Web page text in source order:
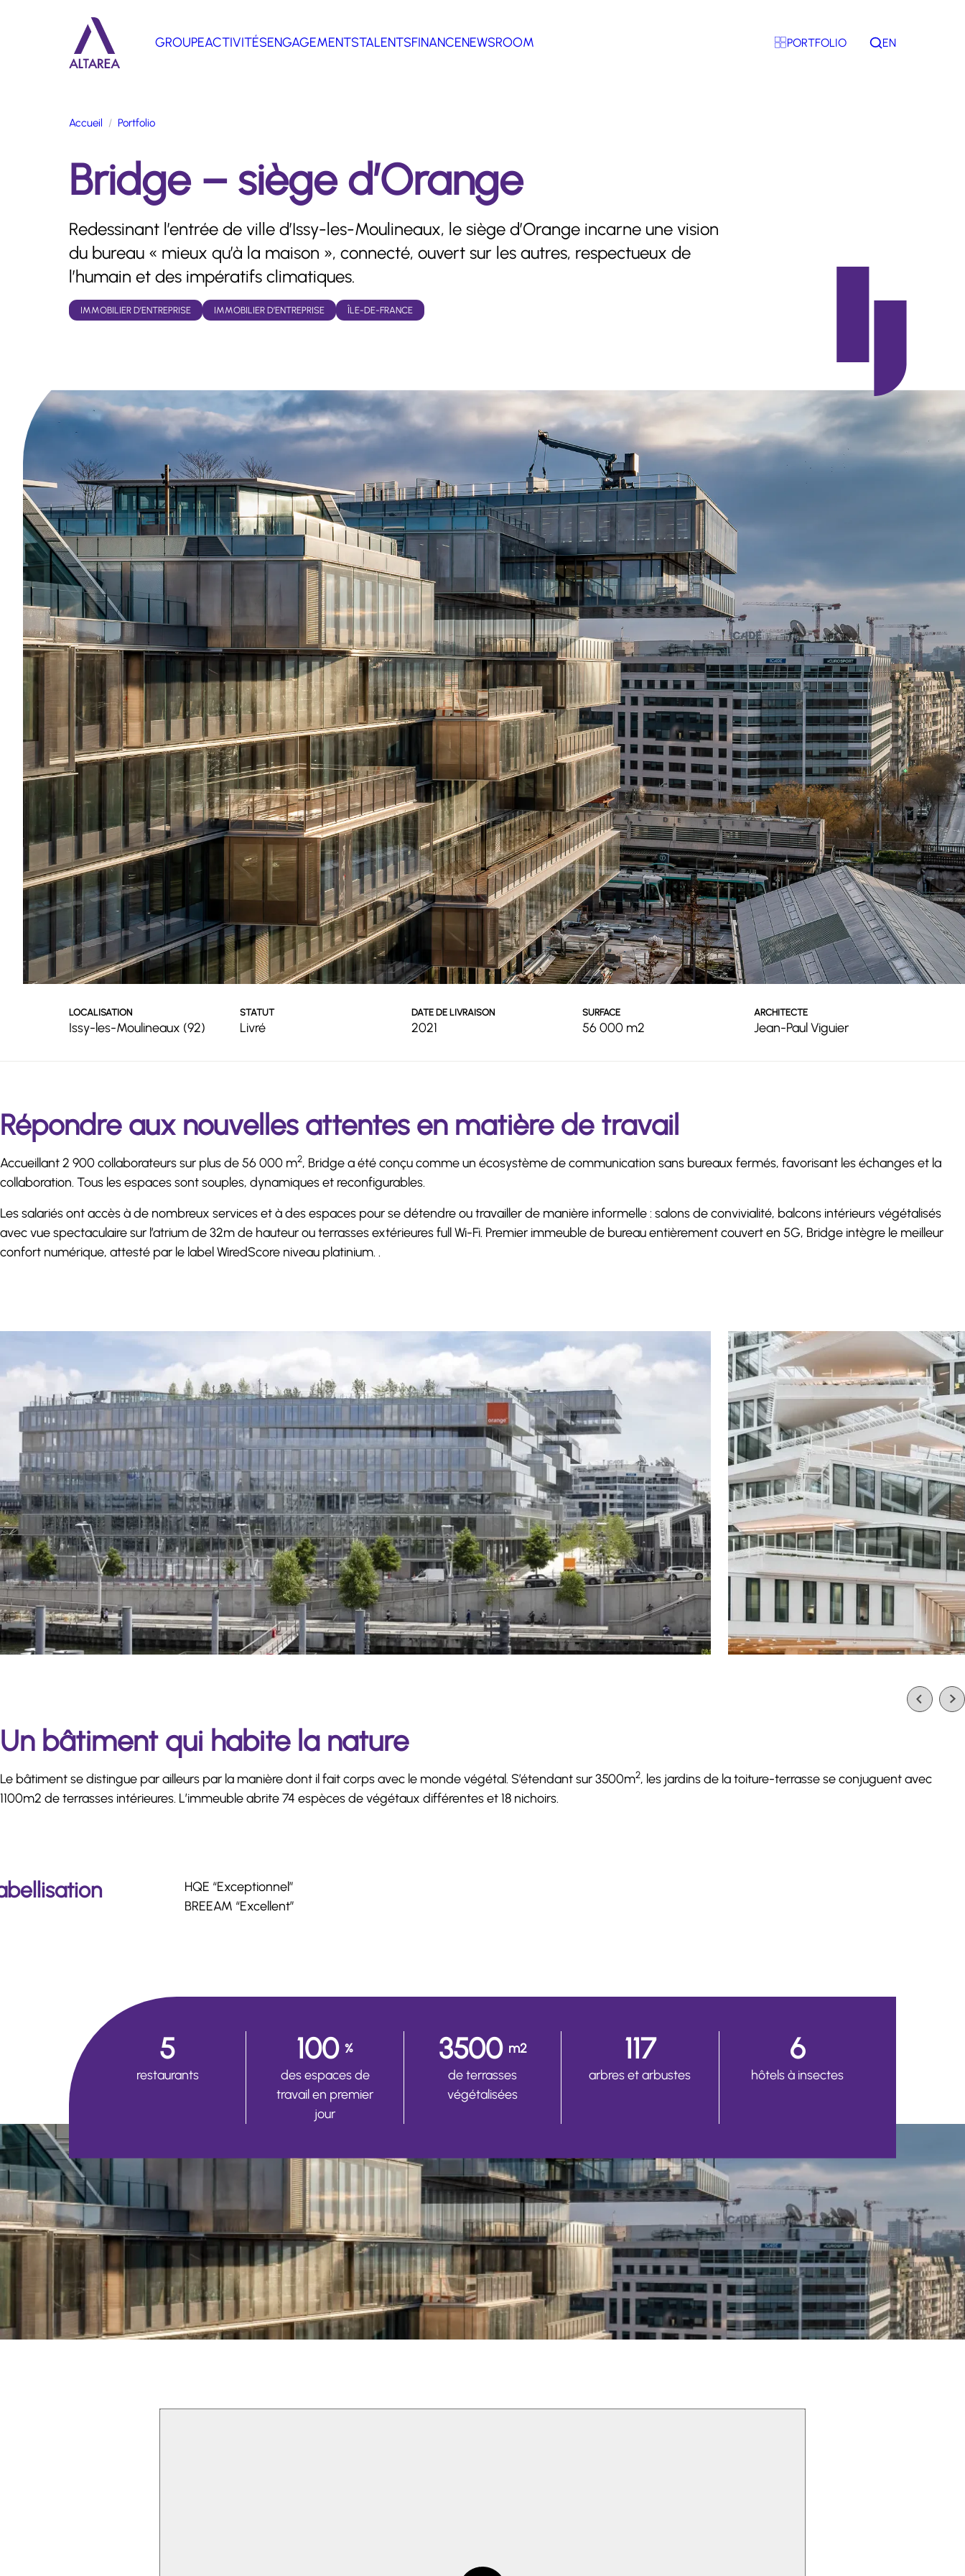
GROUPEACTIVITÉSENGAGEMENTSTALENTSFINANCENEWSROOM PORTFOLIO Rechercher
EN
Accueil Portfolio
Bridge – siège d’Orange
Redessinant l’entrée de ville d’Issy-les-Moulineaux, le siège d’Orange incarne une vision
du bureau « mieux qu’à la maison », connecté, ouvert sur les autres, respectueux de
l’humain et des impératifs climatiques.
IMMOBILIER D’ENTREPRISE IMMOBILIER D’ENTREPRISE ÎLE-DE-FRANCE
LOCALISATION
Issy-les-Moulineaux (92)
STATUT
Livré
DATE DE LIVRAISON
2021
SURFACE
56 000 m2
ARCHITECTE
Jean-Paul Viguier
Répondre aux nouvelles attentes en matière de travail
Accueillant 2 900 collaborateurs sur plus de 56 000 m2, Bridge a été conçu comme un écosystème de communication sans bureaux fermés, favorisant les échanges et la
collaboration. Tous les espaces sont souples, dynamiques et reconfigurables.
Les salariés ont accès à de nombreux services et à des espaces pour se détendre ou travailler de manière informelle : salons de convivialité, balcons intérieurs végétalisés
avec vue spectaculaire sur l’atrium de 32m de hauteur ou terrasses extérieures full Wi-Fi. Premier immeuble de bureau entièrement couvert en 5G, Bridge intègre le meilleur
confort numérique, attesté par le label WiredScore niveau platinium. .
Un bâtiment qui habite la nature
Le bâtiment se distingue par ailleurs par la manière dont il fait corps avec le monde végétal. S’étendant sur 3500m2, les jardins de la toiture-terrasse se conjuguent avec
1100m2 de terrasses intérieures. L’immeuble abrite 74 espèces de végétaux différentes et 18 nichoirs.
HQE “Exceptionnel”
BREEAM “Excellent”
5
restaurants
100 %
des espaces de
travail en premier
jour
3500 m2
de terrasses
végétalisées
117
arbres et arbustes
6
hôtels à insectes